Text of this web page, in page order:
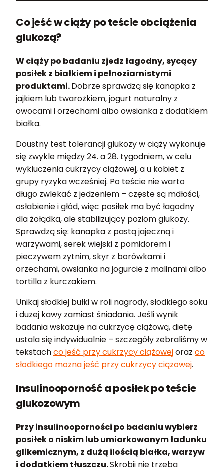
Co jeść w ciąży po teście obciążenia
glukozą?
W ciąży po badaniu zjedz łagodny, sycący
posiłek z białkiem i pełnoziarnistymi
produktami.Dobrze sprawdzą się kanapka z
jajkiem lub twarożkiem, jogurt naturalny z
owocami i orzechami albo owsianka z dodatkiem
białka.
Doustny test tolerancji glukozy w ciąży wykonuje
się zwykle między 24. a 28. tygodniem, w celu
wykluczenia cukrzycy ciążowej, a u kobiet z
grupy ryzyka wcześniej. Po teście nie warto
długo zwlekać z jedzeniem – częste są mdłości,
osłabienie i głód, więc posiłek ma być łagodny
dla żołądka, ale stabilizujący poziom glukozy.
Sprawdzą się: kanapka z pastą jajeczną i
warzywami, serek wiejski z pomidorem i
pieczywem żytnim, skyr z borówkami i
orzechami, owsianka na jogurcie z malinami albo
tortilla z kurczakiem.
Unikaj słodkiej bułki w roli nagrody, słodkiego soku
i dużej kawy zamiast śniadania. Jeśli wynik
badania wskazuje na cukrzycę ciążową, dietę
ustala się indywidualnie – szczegóły zebraliśmy w
tekstachco jeść przy cukrzycy ciążowejoraz co
słodkiego można jeść przy cukrzycy ciążowej.
Insulinooporność a posiłek po teście
glukozowym
Przy insulinooporności po badaniu wybierz
posiłek o niskim lub umiarkowanym ładunku
glikemicznym, z dużą ilością białka, warzyw
i dodatkiem tłuszczu.Skrobii nie trzeba